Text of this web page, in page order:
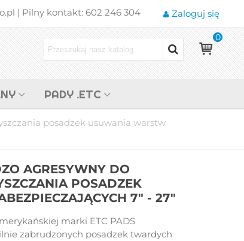
| Pilny kontakt: 602 246 304 Zaloguj się
0
PADY .ETC
posadzek usuwania warstw
AGRESYWNY DO
POSADZEK
7" - 27"
marki ETC PADS
zabrudzonych posadzek twardych